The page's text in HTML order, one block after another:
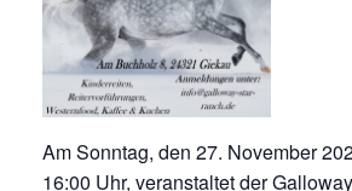
DATENSCHUTZ
Am Sonntag, den 27. November
16:00 Uhr, veranstaltet der